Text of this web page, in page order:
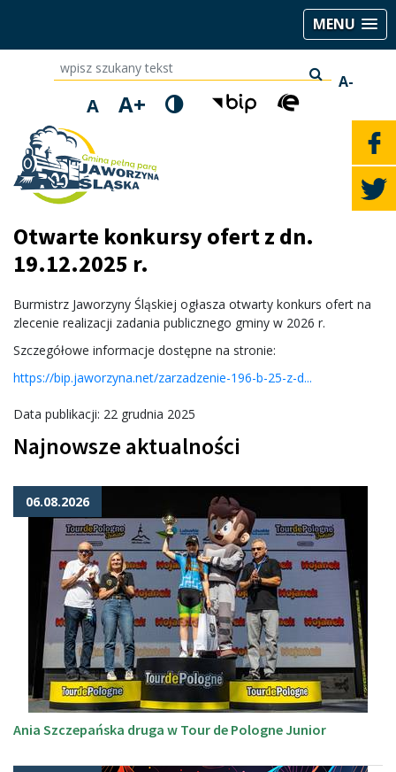
MENU
wpisz szukany tekst
A-
A A+
Otwarte konkursy ofert z dn.
19.12.2025 r.
Burmistrz Jaworzyny Śląskiej ogłasza otwarty konkurs ofert na
zlecenie realizacji zadania publicznego gminy w 2026 r.
Szczegółowe informacje dostępne na stronie:
https://bip.jaworzyna.net/zarzadzenie-196-b-25-z-d...
Data publikacji: 22 grudnia 2025
Najnowsze aktualności
06.08.2026
Ania Szczepańska druga w Tour de Pologne Junior